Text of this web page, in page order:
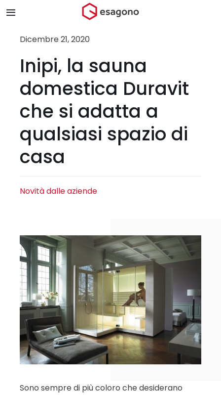
contenuto
Toggle
Navigation
Chi siamo
Store
Contatti
Dicembre 21, 2020
Inipi, la sauna
domestica Duravit
che si adatta a
qualsiasi spazio di
casa
Novità dalle aziende
Sono sempre di più coloro che desiderano